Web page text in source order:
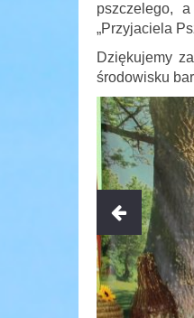
pszczelego,
„Przyjaciela
Dziękujemy
środowisku